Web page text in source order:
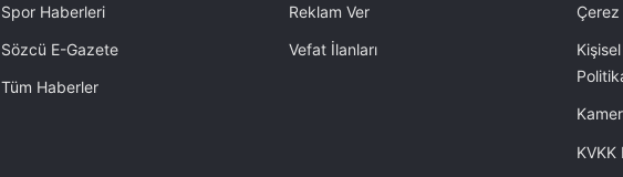
Spor Haberleri
Sözcü E-Gazete
Tüm Haberler
Reklam Ver
Vefat İlanları
Çerez
KVKK